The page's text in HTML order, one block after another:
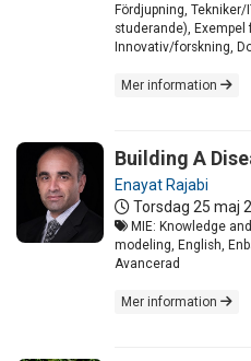
Fördjupning,
studerande),
Innovativ/forskning,
Mer information
Building A
Enayat Rajabi
Torsdag 25 maj
MIE: Knowledge
modeling, English,
Avancerad
Mer information